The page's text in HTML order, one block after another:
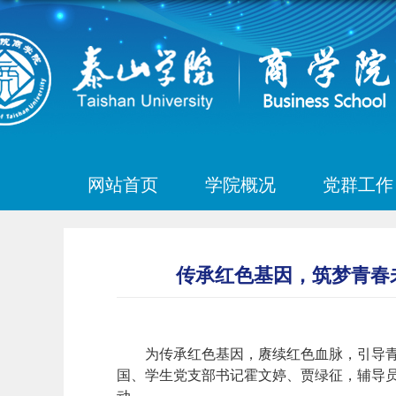
网站首页 学院概况 党群工作
传承红色基因，筑梦青
为传承红色基因，赓续红色血脉，引导
国、学生党支部书记霍文婷、贾绿征，辅导